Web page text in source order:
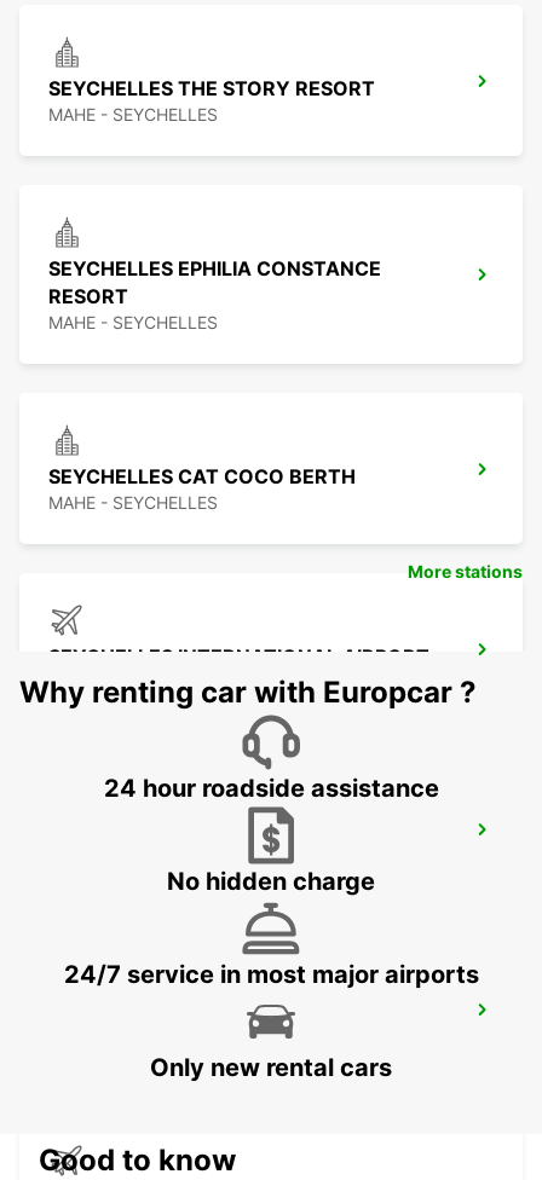
SEYCHELLES THE STORY RESORT
MAHE - SEYCHELLES
SEYCHELLES EPHILIA CONSTANCE
RESORT
MAHE - SEYCHELLES
SEYCHELLES CAT COCO BERTH
MAHE - SEYCHELLES
SEYCHELLES INTERNATIONAL AIRPORT
MAHE - SEYCHELLES
SEYCHELLES DOMESTIC AIRPORT
SEYCHELLES FOUR SEASONS RESORT
More stations
Why renting car with Europcar ?
24 hour roadside assistance
No hidden charge
24/7 service in most major airports
Only new rental cars
Good to know